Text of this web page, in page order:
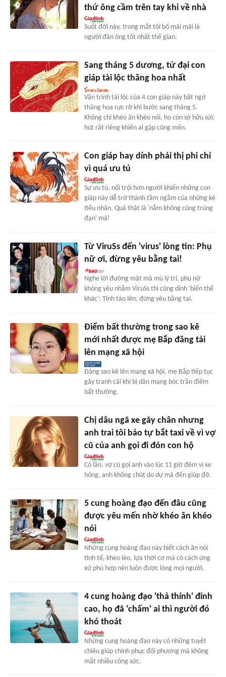
thứ ông cầm trên tay khi về nhà
Suốt đời này, trong mắt tôi bố mãi mãi là
người đàn ông tốt nhất thế gian.
Sang tháng 5 dương, tứ đại con
giáp tài lộc thăng hoa nhất
Vận trình tài lộc của 4 con giáp này bất ngờ
thăng hoa rực rỡ khi bước sang tháng 5.
Không chỉ khéo ăn khéo nói, họ còn sở hữu sức
hút rất riêng khiến ai gặp cũng mến.
Con giáp hay dính phải thị phi chỉ
vì quá ưu tú
Sự ưu tú, nổi trội hơn người khiến những con
giáp này dễ trở thành tầm ngắm của những kẻ
tiểu nhân. Quả thật là 'nằm không cũng trúng
đạn' mà!
Từ ViruSs đến 'virus' lòng tin: Phụ
nữ ơi, đừng yêu bằng tai!
Nghe lời đường mật mà mù lý trí, phụ nữ
không yêu nhầm ViruSs thì cũng dính 'biến thể
khác': Tỉnh táo lên, đừng yêu bằng tai.
Điểm bất thường trong sao kê
mới nhất được mẹ Bắp đăng tải
lên mạng xã hội
Đăng sao kê lên mạng xã hội, mẹ Bắp tiếp tục
gây tranh cãi khi bị dân mạng bóc trần điểm
bất thường.
Chị dâu ngã xe gãy chân nhưng
anh trai tôi bảo tự bắt taxi về vì vợ
cũ của anh gọi đi đón con hộ
Có lần, vợ cũ gọi anh vào lúc 11 giờ đêm vì xe
hỏng, anh không chút do dự mà đến giúp đỡ.
5 cung hoàng đạo đến đâu cũng
được yêu mến nhờ khéo ăn khéo
nói
Những cung hoàng đạo này biết cách ăn nói
tinh tế, khéo léo, lựa thời cơ mà có cách ứng
xử phù hợp nên luôn được lòng mọi người.
4 cung hoàng đạo 'thả thính' đỉnh
cao, họ đã 'chấm' ai thì người đó
khó thoát
Những cung hoàng đạo này có những tuyệt
chiêu giúp chinh phục đối phương mà không
mất nhiều công sức.